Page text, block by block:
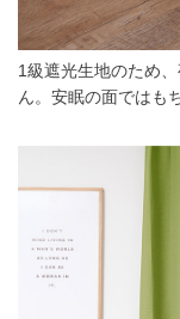
1級遮光生地のため
ん。安眠の面ではも